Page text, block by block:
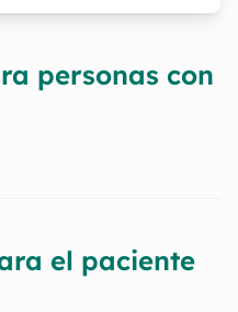
personas con
el paciente